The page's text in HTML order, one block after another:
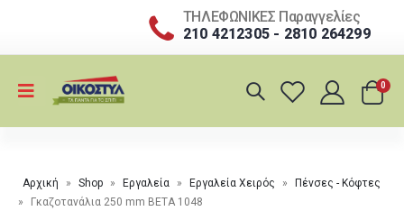
ΤΗΛΕΦΩΝΙΚΕΣ Παραγγελίες
210 4212305 - 2810 264299
0
Αρχική » Shop » Εργαλεία » Εργαλεία Χειρός »
Πένσες - Κόφτες
»
Γκαζοτανάλια 250 mm BETA 1048